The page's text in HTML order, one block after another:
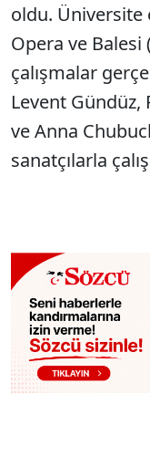
oldu.
Opera ve Balesi
çalışmalar
Levent Gündüz,
ve Anna
sanatçılarla